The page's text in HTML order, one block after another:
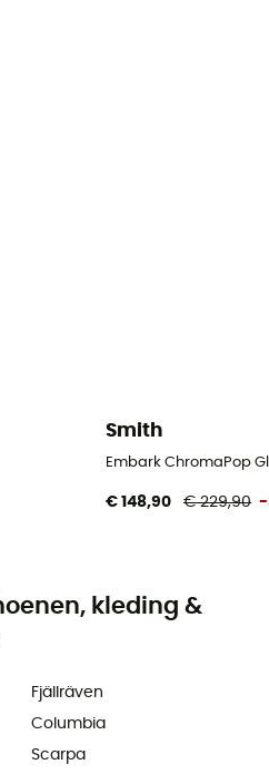
Smith
Embark ChromaPop
€ 148,90 € 229,90 -
kleding &
Fjällräven
Columbia
Scarpa